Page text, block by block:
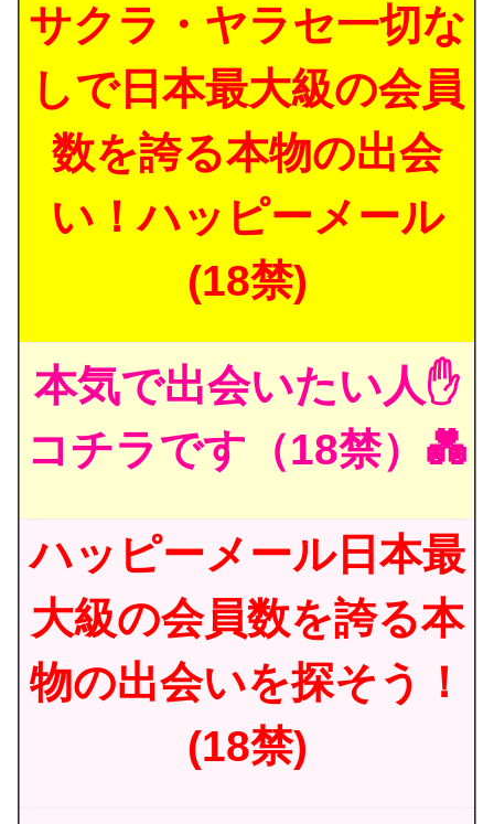
サクラ・ヤラセ一切な
しで日本最大級の会員
数を誇る本物の出会
い！ハッピーメール
(18禁)
本気で出会いたい人✋
コチラです（18禁）💑
ハッピーメール日本最
大級の会員数を誇る本
物の出会いを探そう！
(18禁)